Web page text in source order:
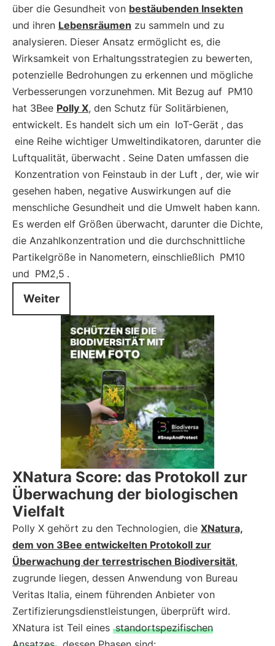
über die Gesundheit von bestäubenden Insekten
und ihren Lebensräumen zu sammeln und zu
analysieren. Dieser Ansatz ermöglicht es, die
Wirksamkeit von Erhaltungsstrategien zu bewerten,
potenzielle Bedrohungen zu erkennen und mögliche
Verbesserungen vorzunehmen. Mit Bezug auf PM10
hat 3Bee Polly X, den Schutz für Solitärbienen,
entwickelt. Es handelt sich um ein IoT-Gerät , das
eine Reihe wichtiger Umweltindikatoren, darunter die
Luftqualität, überwacht . Seine Daten umfassen die
Konzentration von Feinstaub in der Luft , der, wie wir
gesehen haben, negative Auswirkungen auf die
menschliche Gesundheit und die Umwelt haben kann.
Es werden elf Größen überwacht, darunter die Dichte,
die Anzahlkonzentration und die durchschnittliche
Partikelgröße in Nanometern, einschließlich PM10
und PM2,5 .
Weiter
XNatura Score: das Protokoll zur
Überwachung der biologischen
Vielfalt
Polly X gehört zu den Technologien, die XNatura,
dem von 3Bee entwickelten Protokoll zur
Überwachung der terrestrischen Biodiversität,
zugrunde liegen, dessen Anwendung von Bureau
Veritas Italia, einem führenden Anbieter von
Zertifizierungsdienstleistungen, überprüft wird.
XNatura ist Teil eines standortspezifischen